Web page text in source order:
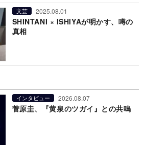
文芸 2025.08.01
SHINTANI × ISHIYAが明かす、噂の
真相
インタビュー 2026.08.07
菅原圭、『黄泉のツガイ』との共鳴